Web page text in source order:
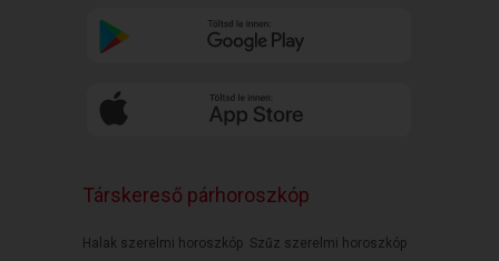
Társkereső párhoroszkóp
Halak szerelmi horoszkóp Szűz szerelmi horoszkóp